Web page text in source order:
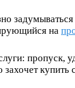
на
пропуск,